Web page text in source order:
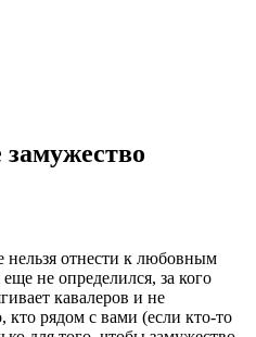
замужество
нельзя отнести к любовным
не определился, за кого
кавалеров и не
кто рядом с вами (если кто‑то